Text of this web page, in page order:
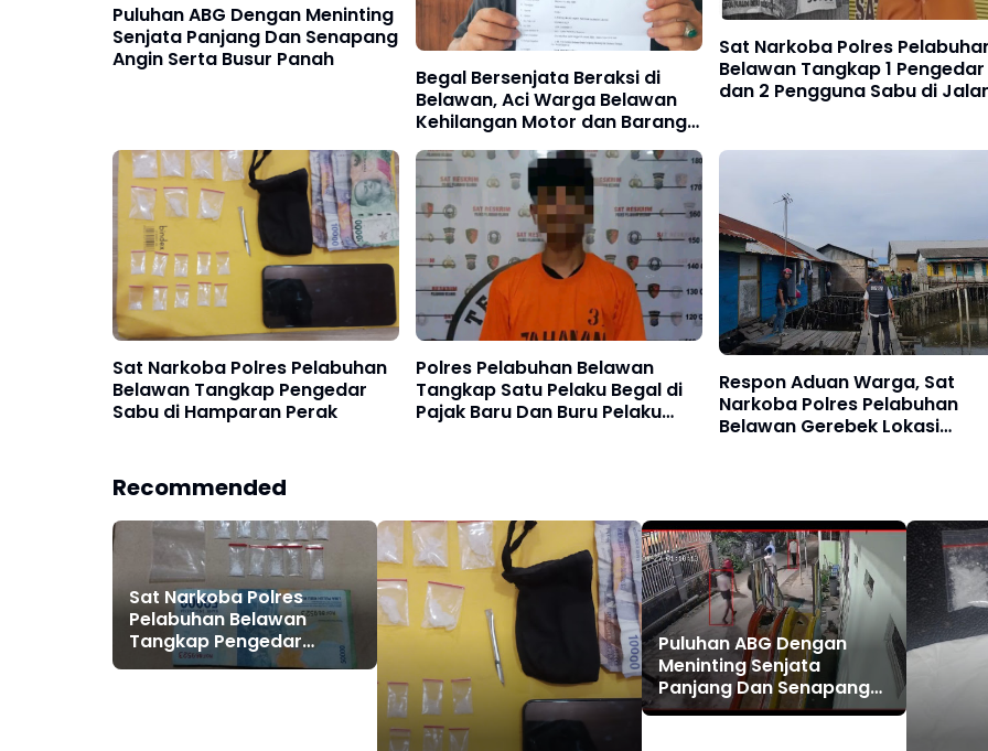
Puluhan ABG Dengan Meninting
Senjata Panjang Dan Senapang
Angin Serta Busur Panah
Begal Bersenjata Beraksi di
Belawan, Aci Warga Belawan
Kehilangan Motor dan Barang
Berharga
Sat Narkoba Polres
Belawan Tangkap 1 Pengedar
dan 2 Pengguna Sabu di
Sat Narkoba Polres Pelabuhan
Belawan Tangkap Pengedar
Sabu di Hamparan Perak
Polres Pelabuhan Belawan
Tangkap Satu Pelaku Begal di
Pajak Baru Dan Buru Pelaku
Respon Aduan Warga, Sat
Narkoba Polres Pelabuhan
Belawan Gerebek Lokasi
Recommended
Sat Narkoba Polres
Pelabuhan Belawan
Tangkap Pengedar
Narkoba di Komplek Uka
Puluhan ABG Dengan
Meninting Senjata
Panjang Dan Senapang
Angin Serta Busur Panah